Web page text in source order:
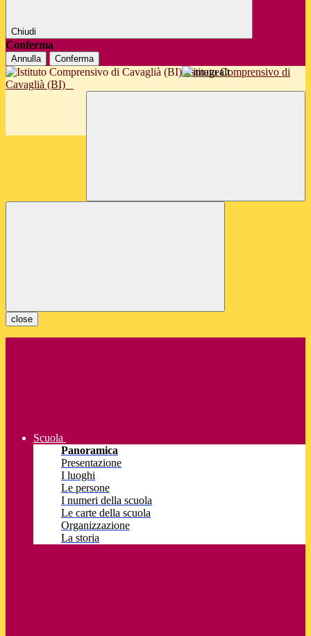
Chiudi
Conferma
Annulla Conferma
Istituto Comprensivo di
Cavaglià (BI)
close
Scuola
Panoramica
Presentazione
I luoghi
Le persone
I numeri della scuola
Le carte della scuola
Organizzazione
La storia